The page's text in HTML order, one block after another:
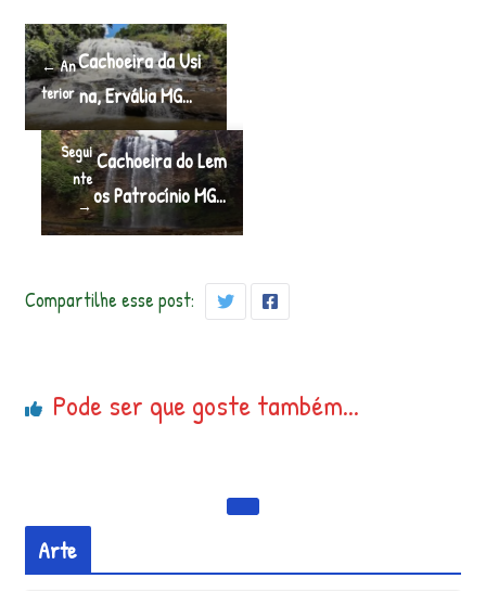
← An
terior
Cachoeira da Usi
na, Ervália MG…
Segui
nte
→
Cachoeira do Lem
os Patrocínio MG…
Compartilhe esse post:
Pode ser que goste também...
Arte